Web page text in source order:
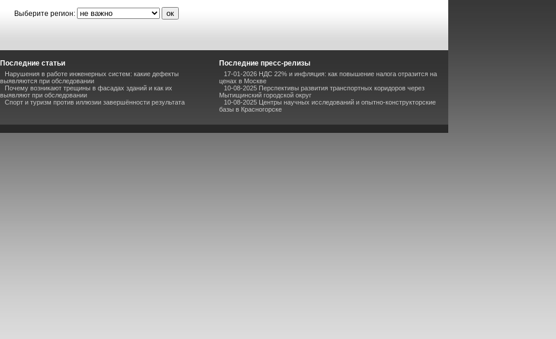
Выберите регион:
Последние статьи
Нарушения в работе инженерных систем: какие дефекты
выявляются при обследовании
Почему возникают трещины в фасадах зданий и как их
выявляют при обследовании
Спорт и туризм против иллюзии завершённости результата
Последние пресс-релизы
17-01-2026 НДС 22% и инфляция: как повышение налога отразится на
ценах в Москве
10-08-2025 Перспективы развития транспортных коридоров через
Мытищинский городской округ
10-08-2025 Центры научных исследований и опытно-конструкторские
базы в Красногорске